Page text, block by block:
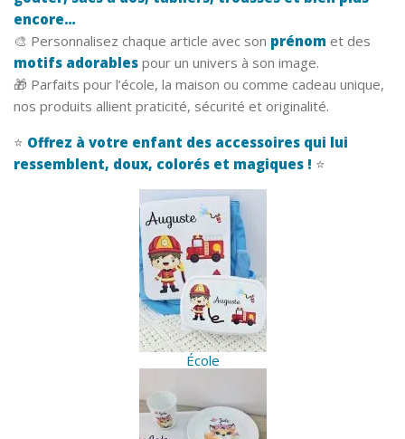
encore…
🎨 Personnalisez chaque article avec son prénom et des
motifs adorables pour un univers à son image.
🎁 Parfaits pour l’école, la maison ou comme cadeau unique,
nos produits allient praticité, sécurité et originalité.
⭐ Offrez à votre enfant des accessoires qui lui
ressemblent, doux, colorés et magiques ! ⭐
École